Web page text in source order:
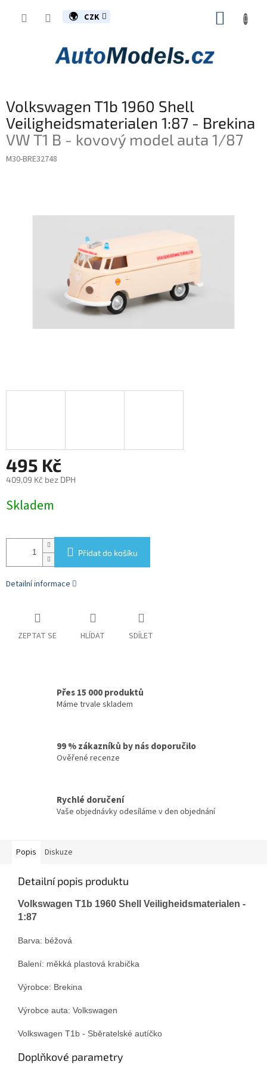
CZK
Volkswagen T1b 1960 Shell
Veiligheidsmaterialen 1:87 - Brekina
VW T1 B - kovový model auta 1/87
M30-BRE32748
495 Kč
409,09 Kč bez DPH
cena:
Skladem
Přidat do košíku
Detailní informace
ZEPTAT SE HLÍDAT SDÍLET
Přes 15 000 produktů
Máme trvale skladem
99 % zákazníků by nás doporučilo
Ověřené recenze
Rychlé doručení
Vaše objednávky odesíláme v den objednání
Popis Diskuze
Detailní popis produktu
Volkswagen T1b 1960 Shell Veiligheidsmaterialen -
1:87
Barva: béžová
Balení: měkká plastová krabička
Výrobce: Brekina
Výrobce auta: Volkswagen
Volkswagen T1b - Sběratelské autíčko
Doplňkové parametry